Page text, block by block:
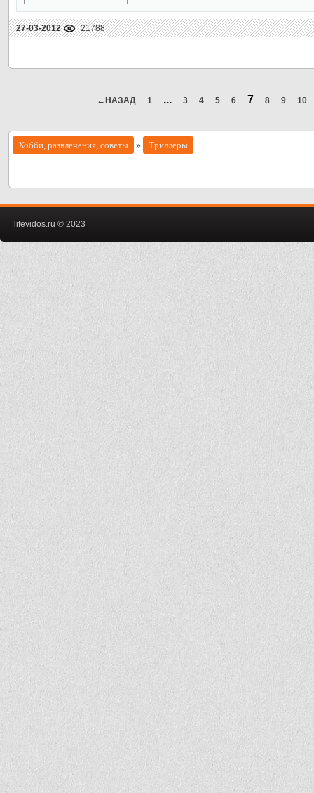
27-03-2012 21788
←НАЗАД 1 ... 3 4 5 6 7 8 9 10
Хобби, развлечения, советы » Триллеры
lifevidos.ru © 2023